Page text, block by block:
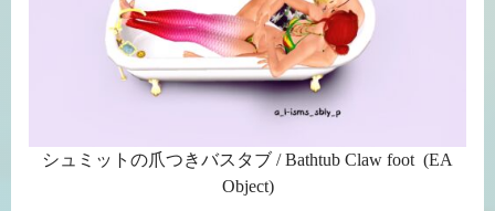
シュミットの爪つきバスタブ / Bathtub Claw foot (EA
Object)